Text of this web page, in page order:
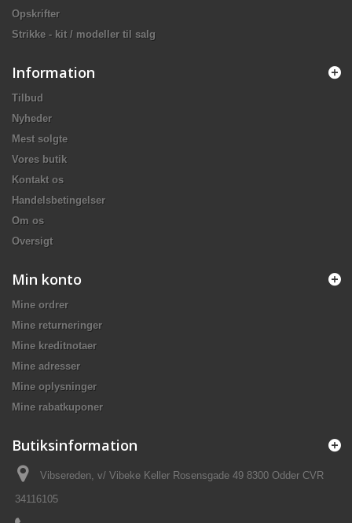
Opskrifter
Strikke - kit / modeller til salg
Information
Tilbud
Nyheder
Mest solgte
Vores butik
Kontakt os
Handelsbetingelser
Om os
Oversigt
Min konto
Mine ordrer
Mine returneringer
Mine kreditnotaer
Mine adresser
Mine oplysninger
Mine rabatkuponer
Butiksinformation
Vibsereden, v/ Vibeke Keller Rosensgade 49 8300 Odder CVR
34116105